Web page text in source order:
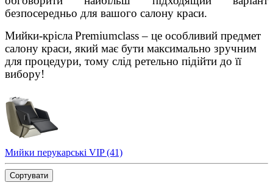
безпосередньо для вашого салону краси.
Мийки-кріслаPremiumclass – це особливий предмет
салону краси, який має бути максимально зручним
для процедури, тому слід ретельно підійти до її
вибору!
Мийки перукарські VIP (41)
Сортувати